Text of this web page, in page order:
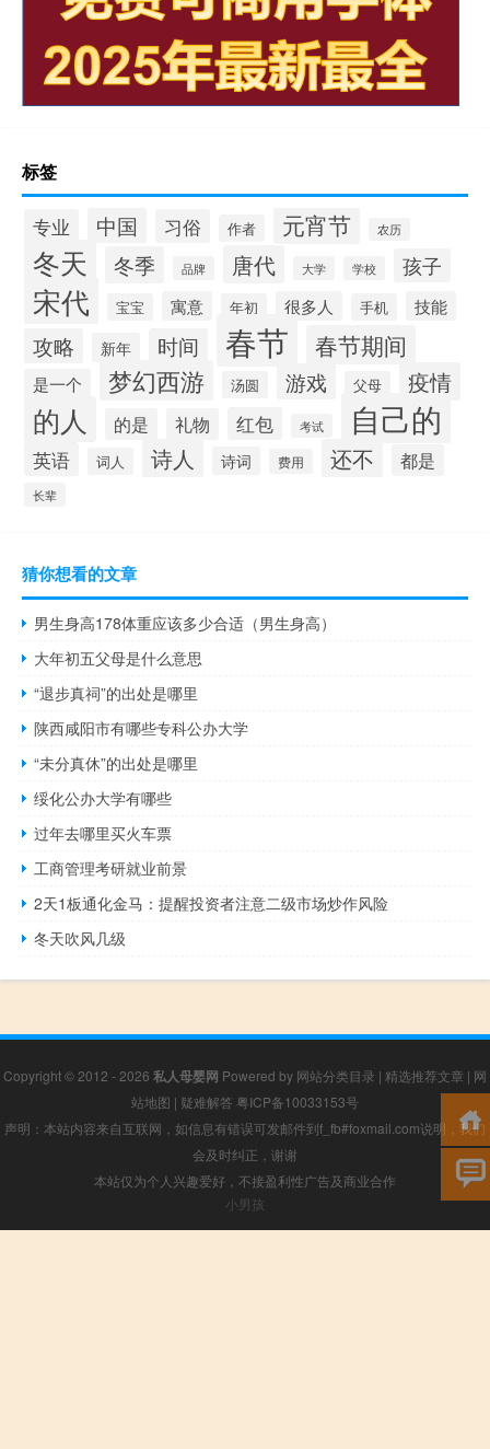
标签
专业 中国 习俗 作者 元宵节 农历
冬天 冬季 品牌 唐代 大学 学校 孩子
宋代 宝宝 寓意 年初 很多人 手机 技能
攻略 新年 时间 春节 春节期间
是一个 梦幻西游 汤圆 游戏 父母 疫情
的人 的是 礼物 红包 考试 自己的
英语 词人 诗人 诗词 费用 还不 都是
长辈
猜你想看的文章
男生身高178体重应该多少合适（男生身高）
大年初五父母是什么意思
“退步真祠”的出处是哪里
陕西咸阳市有哪些专科公办大学
“未分真休”的出处是哪里
绥化公办大学有哪些
过年去哪里买火车票
工商管理考研就业前景
2天1板通化金马：提醒投资者注意二级市场炒作风险
冬天吹风几级
Copyright © 2012 - 2026 私人母婴网 Powered by 网站分类目录 | 精选推荐文章 | 网
站地图 | 疑难解答 粤ICP备10033153号
声明：本站内容来自互联网，如信息有错误可发邮件到f_fb#foxmail.com说明，我们
会及时纠正，谢谢
本站仅为个人兴趣爱好，不接盈利性广告及商业合作
小男孩